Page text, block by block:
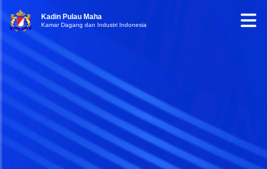
Kadin Pulau Maha
Kamar Dagang dan Industri Indonesia